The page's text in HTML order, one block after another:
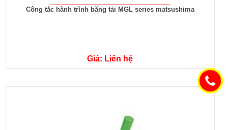
Công tắc hành trình băng tải MGL series matsushima
Giá: Liên hệ